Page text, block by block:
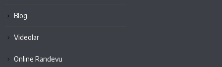
Blog
Videolar
Online Randevu